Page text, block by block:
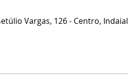
Vargas, 126 - Centro,